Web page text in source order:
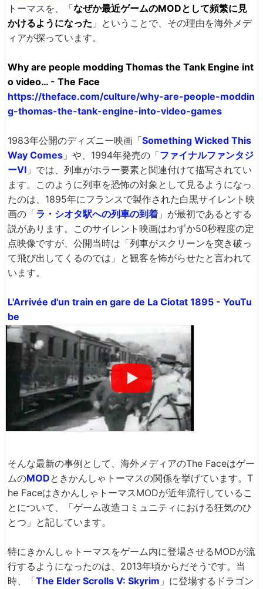
トーマスを、「なぜか最近ゲームのMODとして頻繁に見
かけるようになった 」ということで、その理由を海外メデ
ィアが探っています。
Why are people modding Thomas the Tank Engine int
o video… - The Face
https://theface.com/culture/why-are-people-moddin
g-thomas-the-tank-engine-into-video-games
1983年公開のディズニー映画「Something Wicked This
Way Comes 」や、1994年発売の「ファイナルファンタジ
ーVI 」では、列車がホラー要素と関連付けて描写されてい
ます。このように列車を恐怖の対象として見るようになっ
たのは、1895年にフランスで製作された白黒サイレント映
画の「ラ・シオタ駅への列車の到着 」が最初であるとする
説があります。このサイレント映画はわずか50秒程度の定
点映像ですが、公開当時は「列車がスクリーンを突き破っ
て飛び出してくるのでは」と観客を怖がらせたと言われて
います。
L'Arrivée d'un train en gare de La Ciotat 1895 - YouTu
be
そんな最新の事例として、海外メディアのThe Faceはゲー
ムのMODときかんしゃトーマスの関係を挙げています。T
he FaceはきかんしゃトーマスMODが近年流行しているこ
とについて、「ゲーム改造コミュニティにおける狂気のひ
とつ」と記しています。
特にきかんしゃトーマスをゲーム内に登場させるMODが流
行するようになったのは、2013年頃からだそうです。当
時、「The Elder Scrolls V: Skyrim 」に登場するドラゴン